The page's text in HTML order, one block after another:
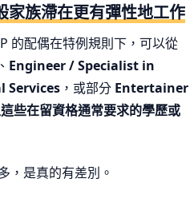
家族滯在更有彈性地工作
的配偶在特例規則下，可以從
、 Engineer / Specialist in
，或部分 Entertainer
些在留資格通常要求的學歷或
，是真的有差別。